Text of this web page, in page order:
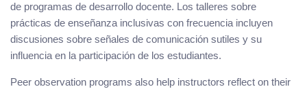
de programas de desarrollo docente. Los talleres sobre
prácticas de enseñanza inclusivas con frecuencia incluyen
discusiones sobre señales de comunicación sutiles y su
influencia en la participación de los estudiantes.
Peer observation programs also help instructors reflect on their